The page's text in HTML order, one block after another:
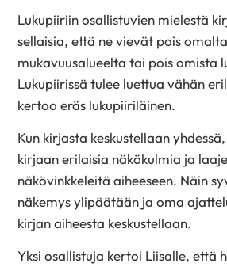
Lukupiiriin osallistuvien mielestä
sellaisia, että ne vievät pois omalta
mukavuusalueelta tai pois omista
Lukupiirissä tulee luettua vähän
kertoo eräs lukupiiriläinen.
Kun kirjasta keskustellaan
kirjaan erilaisia näkökulmia ja
näkövinkkeleitä aiheeseen. Näin
näkemys ylipäätään ja oma
kirjan aiheesta keskustellaan.
Yksi osallistuja kertoi Liisalle, että